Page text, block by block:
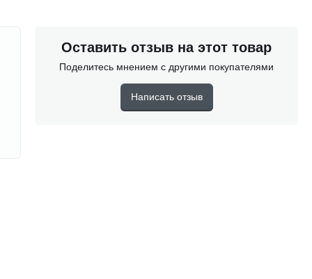
Оставить отзыв на этот товар
Поделитесь мнением с другими покупателями
Написать отзыв